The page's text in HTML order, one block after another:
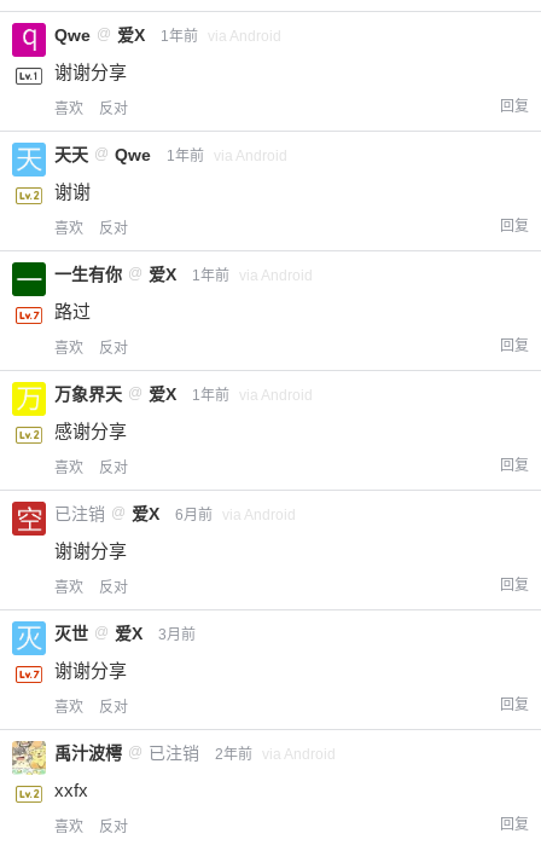
Qwe @ 爱X 1年前 via Android
谢谢分享
喜欢 反对 回复
天天 @ Qwe 1年前 via Android
谢谢
喜欢 反对 回复
一生有你 @ 爱X 1年前 via Android
路过
喜欢 反对 回复
万象界天 @ 爱X 1年前 via Android
感谢分享
喜欢 反对 回复
已注销 @ 爱X 6月前 via Android
谢谢分享
喜欢 反对 回复
灭世 @ 爱X 3月前
谢谢分享
喜欢 反对 回复
禹汁波樗 @ 已注销 2年前 via Android
xxfx
喜欢 反对 回复